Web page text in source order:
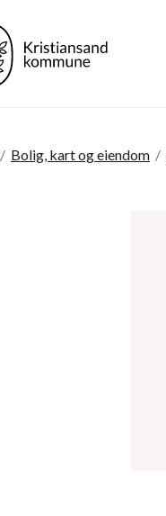
/ Bolig, kart og eiendom /